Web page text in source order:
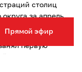
Прямой эфир
столиц
за апрель
первую